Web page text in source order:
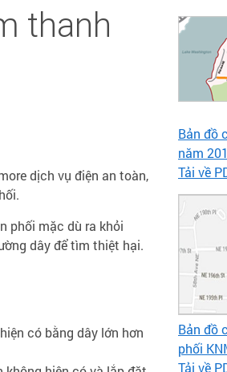
thanh
dịch vụ điện an toàn,
phối mặc dù ra khỏi
dây để tìm thiệt hại.
có bằng dây lớn hơn
Bản đồ
năm
Tải về
Bản đồ
phối
Tải về